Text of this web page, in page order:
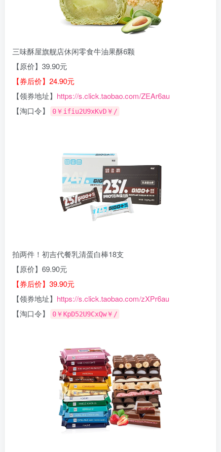
三味酥屋旗舰店休闲零食牛油果酥6颗
【原价】39.90元
【券后价】24.90元
【领券地址】 https://s.click.taobao.com/ZEAr6au
【淘口令】
0￥ifiu2U9xKvD￥/
拍两件！初吉代餐乳清蛋白棒18支
【原价】69.90元
【券后价】39.90元
【领券地址】 https://s.click.taobao.com/zXPr6au
【淘口令】
0￥KpD52U9CxQw￥/